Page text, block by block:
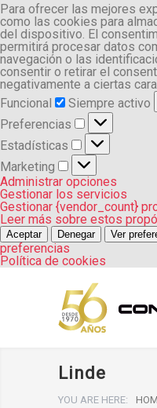
Para ofrecer las mejores
como las cookies para
del dispositivo. El
permitirá procesar datos
navegación o las
consentir o retirar el
negativamente a ciertas
Funcional
Funcional
Siempre activo
Preferencias
Estadísticas
Estadísticas
Marketing
Marketing
Administrar opciones
Gestionar los servicios
Gestionar {vendor_count}
Leer más sobre estos
Aceptar Denegar Ver
preferencias
Política de cookies
Linde
YOU ARE HERE: